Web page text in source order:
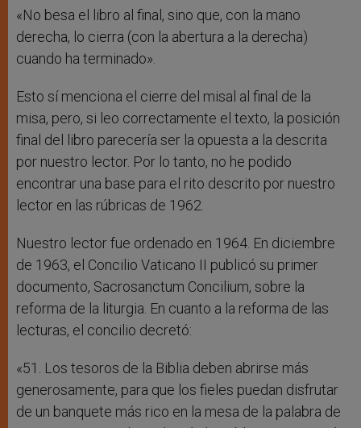
«No besa el libro al final, sino que, con la mano
derecha, lo cierra (con la abertura a la derecha)
cuando ha terminado».
Esto sí menciona el cierre del misal al final de la
misa, pero, si leo correctamente el texto, la posición
final del libro parecería ser la opuesta a la descrita
por nuestro lector. Por lo tanto, no he podido
encontrar una base para el rito descrito por nuestro
lector en las rúbricas de 1962.
Nuestro lector fue ordenado en 1964. En diciembre
de 1963, el Concilio Vaticano II publicó su primer
documento, Sacrosanctum Concilium, sobre la
reforma de la liturgia. En cuanto a la reforma de las
lecturas, el concilio decretó:
«51. Los tesoros de la Biblia deben abrirse más
generosamente, para que los fieles puedan disfrutar
de un banquete más rico en la mesa de la palabra de